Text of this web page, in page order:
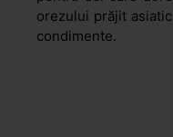
orezului prăjit
condimente.